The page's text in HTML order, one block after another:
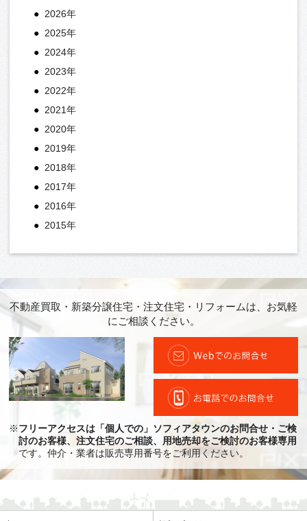
2026年
2025年
2024年
2023年
2022年
2021年
2020年
2019年
2018年
2017年
2016年
2015年
不動産買取・新築分譲住宅・注文住宅・リフォームは、お気軽
にご相談ください。
※フリーアクセスは「個人での」ソフィアタウンのお問合せ・ご検
討のお客様、注文住宅のご相談、用地売却をご検討のお客様専用
です。仲介・業者は販売専用番号をご利用ください。